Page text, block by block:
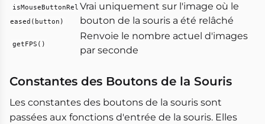
isMouseButtonRel
eased(button)
Vrai uniquement sur l'image où le
bouton de la souris a été relâché
getFPS()
Renvoie le nombre actuel d'images
par seconde
Constantes des Boutons de la Souris
Les constantes des boutons de la souris sont
passées aux fonctions d'entrée de la souris. Elles